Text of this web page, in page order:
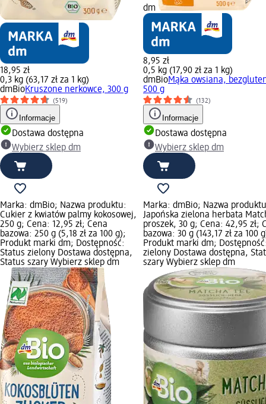
18,95 zł
0,3 kg (63,17 zł za 1 kg)
dmBioKruszone nerkowce, 300 g
(519)
Informacje
Dostawa dostępna
Wybierz sklep dm
dm
8,95 zł
0,5 kg (17,90 zł za 1 kg)
dmBioMąka owsiana,
500 g
(132)
Informacje
Dostawa dostępna
Wybierz sklep dm
Marka: dmBio; Nazwa produktu:
Cukier z kwiatów palmy kokosowej,
250 g; Cena: 12,95 zł; Cena
bazowa: 250 g (5,18 zł za 100 g);
Produkt marki dm; Dostępność:
Status zielony Dostawa dostępna,
Status szary Wybierz sklep dm
Marka: dmBio; Nazwa
Japońska zielona herbata
proszek, 30 g; Cena: 42,95 zł;
bazowa: 30 g (143,17 zł za 100
Produkt marki dm;
zielony Dostawa dostępna,
szary Wybierz sklep dm